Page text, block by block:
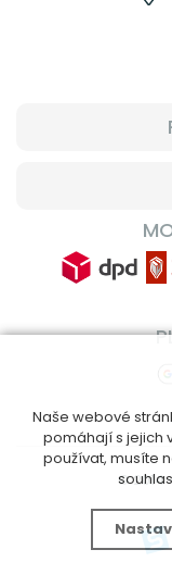
© 2014
Naše webové
pomáhají s jejich
používat, musíte